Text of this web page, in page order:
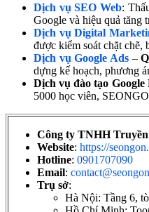
Dịch vụSEO Web:
Google và hiệu quả tăng
Dịch vụDigital
được kiểm soát chặt chẽ,
Dịch vụ Google Ads –
dựng kế hoạch, phương
Dịch vụ đào tạo
5000 học viên,
Công ty TNHH
Website: https://
Hotline: 0901707090
Email:
Trụ sở:
Hà Nội: Tầng 6,